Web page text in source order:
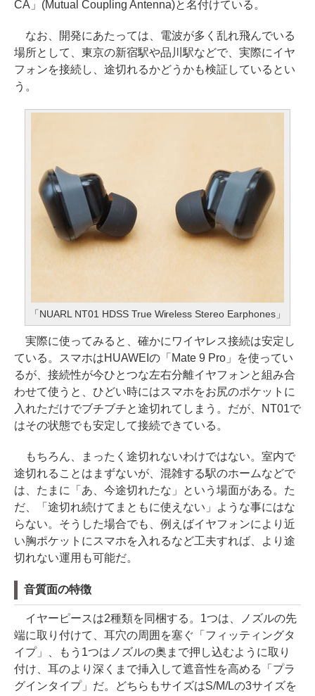
CA」(Mutual Coupling Antenna)と名付けている。
なお、開発にあたっては、電波が多く乱れ飛んでいる
場所として、東京の新宿駅や品川駅などで、実際にイヤ
フォンを接続し、途切れるかどうかも検証しているとい
う。
「NUARL NT01 HDSS True Wireless Stereo Earphones」
実際に使ってみると、確かにワイヤレス接続は安定し
ている。スマホはHUAWEIの「Mate 9 Pro」を使ってい
るが、接続性が今ひとつな左右分離イヤフォンと組み合
わせて使うと、ひどい時にはスマホをお尻のポケットに
入れただけでブチブチと途切れてしまう。だが、NT01で
はその状態でも安定して接続できている。
もちろん、まったく途切れないわけではない。室内で
途切れることはまずないが、混雑する駅のホームなどで
は、たまに「あ、今途切れたな」という場面がある。た
だ、「途切れ続けてまともに使えない」ような事にはな
らない。そうした場合でも、例えばイヤフォンにより近
い胸ポケットにスマホを入れるなど工夫すれば、より途
切れない運用も可能だ。
音質面の特徴
イヤーピースは2種類を同梱する。1つは、ノズルの先
端に取り付けて、耳穴の周囲を塞ぐ「フィッティングタ
イプ」、もう1つはノズルの奥まで押し込むように取り
付け、耳のより深くまで挿入して遮音性を高める「プラ
グインタイプ」だ。どちらもサイズはS/M/Lの3サイズを